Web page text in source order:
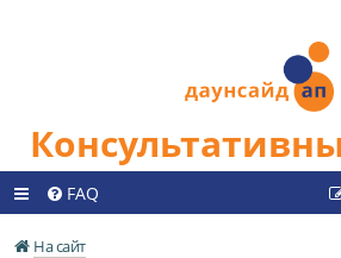
FAQ
На сайт